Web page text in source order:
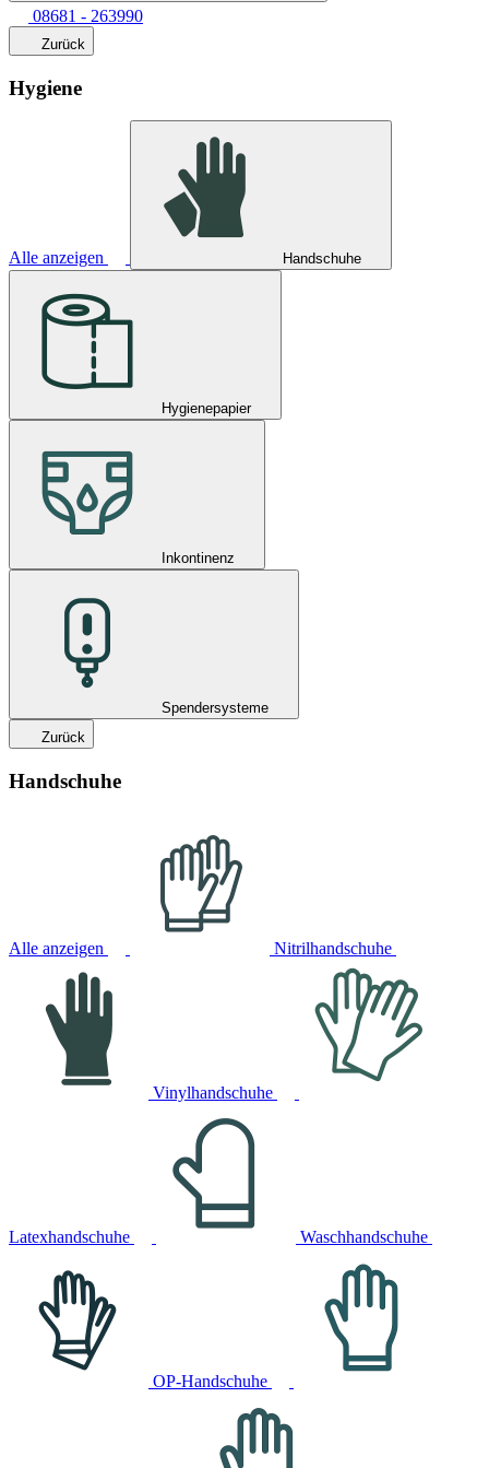
08681 - 263990
Zurück
Hygiene
Alle anzeigen Handschuhe
Hygienepapier
Inkontinenz
Spendersysteme
Zurück
Handschuhe
Alle anzeigen Nitrilhandschuhe
Vinylhandschuhe
Latexhandschuhe Waschhandschuhe
OP-Handschuhe